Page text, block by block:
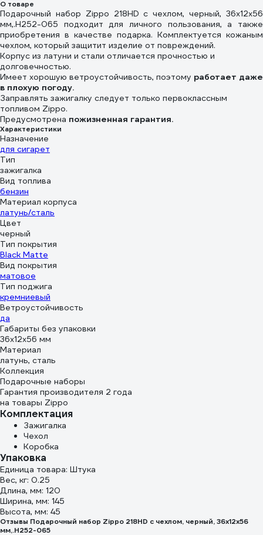
О товаре
Подарочный набор Zippo 218HD с чехлом, черный, 36x12x56
мм,.H252-065 подходит для личного пользования, а также
приобретения в качестве подарка. Комплектуется кожаным
чехлом, который защитит изделие от повреждений.
Корпус из латуни и стали отличается прочностью и
долговечностью.
Имеет хорошую ветроустойчивость, поэтому работает даже
в плохую погоду.
Заправлять зажигалку следует только первоклассным
топливом Zippo.
Предусмотрена пожизненная гарантия.
Характеристики
Назначение
для сигарет
Тип
зажигалка
Вид топлива
бензин
Материал корпуса
латунь/сталь
Цвет
черный
Тип покрытия
Black Matte
Вид покрытия
матовое
Тип поджига
кремниевый
Ветроустойчивость
да
Габариты без упаковки
36x12x56 мм
Материал
латунь, сталь
Коллекция
Подарочные наборы
Гарантия производителя 2 года
на товары Zippo
Комплектация
Зажигалка
Чехол
Коробка
Упаковка
Единица товара: Штука
Вес, кг: 0.25
Длина, мм: 120
Ширина, мм: 145
Высота, мм: 45
Отзывы Подарочный набор Zippo 218HD с чехлом, черный, 36x12x56
мм,.H252-065